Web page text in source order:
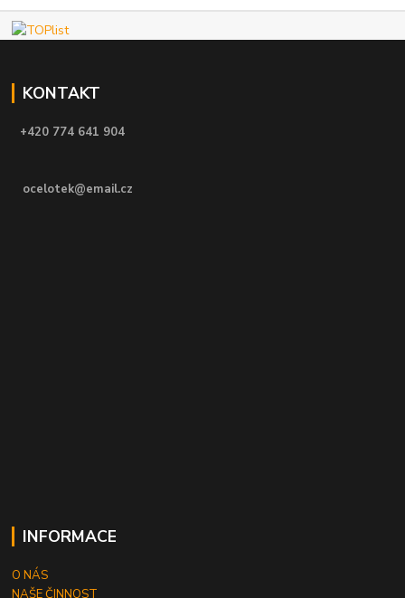
KONTAKT
+420 774 641 904
ocelotek@email.cz
INFORMACE
O NÁS
NAŠE ČINNOST